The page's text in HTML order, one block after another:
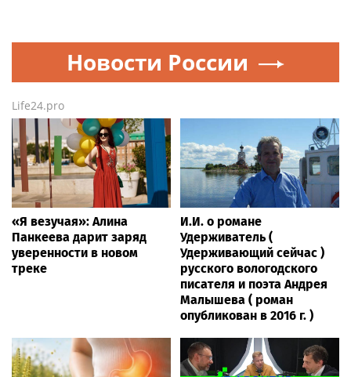
Новости России
Life24.pro
«Я везучая»: Алина
Панкеева дарит заряд
уверенности в новом
треке
И.И. о романе
Удерживатель (
Удерживающий сейчас )
русского вологодского
писателя и поэта Андрея
Малышева ( роман
опубликован в 2016 г. )